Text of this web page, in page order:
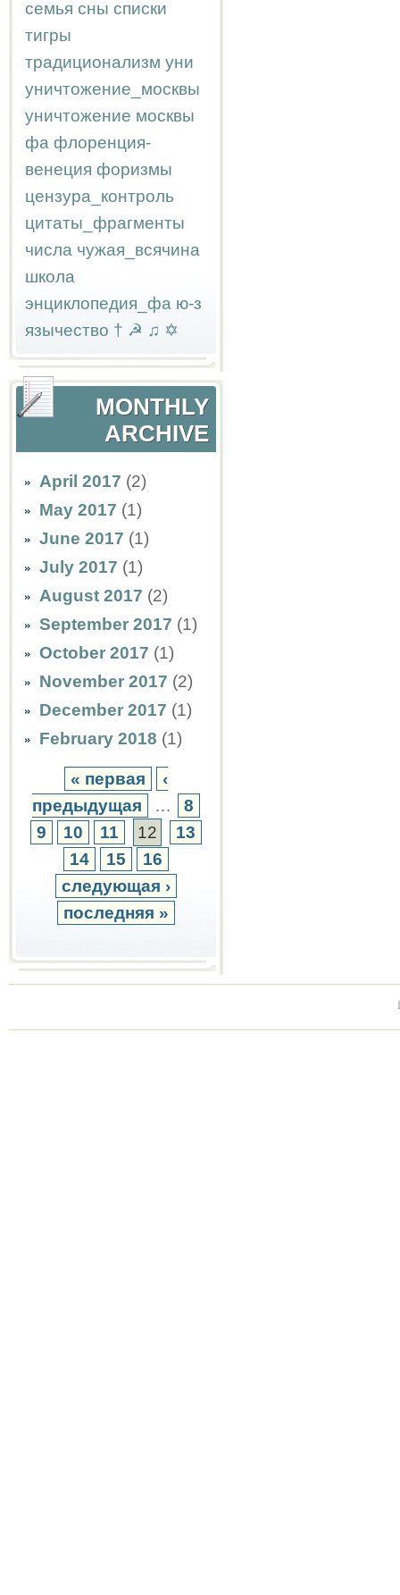
семья сны списки
тигры
традиционализм уни
уничтожение_москвы
уничтожение москвы
фа флоренция-
венеция форизмы
цензура_контроль
цитаты_фрагменты
числа чужая_всячина
школа
энциклопедия_фа ю-з
язычество † ☭ ♫ ✡
MONTHLY
ARCHIVE
April 2017 (2)
May 2017 (1)
June 2017 (1)
July 2017 (1)
August 2017 (2)
September 2017 (1)
October 2017 (1)
November 2017 (2)
December 2017 (1)
February 2018 (1)
« первая
‹
предыдущая
…
8
9
10 11 12
13
14
15
16
следующая ›
последняя »